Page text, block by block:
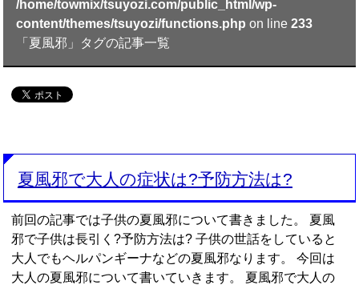
/home/towmix/tsuyozi.com/public_html/wp-
content/themes/tsuyozi/functions.php on line233
「夏風邪」タグの記事一覧
夏風邪で大人の症状は?予防方法は?
前回の記事では子供の夏風邪について書きました。 夏風
邪で子供は長引く?予防方法は? 子供の世話をしていると
大人でもヘルパンギーナなどの夏風邪なります。 今回は
大人の夏風邪について書いていきます。 夏風邪で大人の